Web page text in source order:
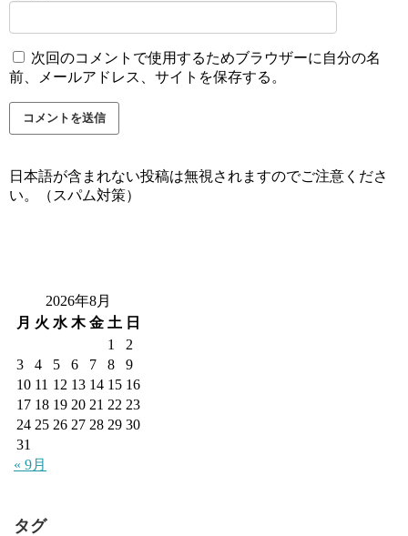
次回のコメントで使用するためブラウザーに自分の名
前、メールアドレス、サイトを保存する。
日本語が含まれない投稿は無視されますのでご注意くださ
い。（スパム対策）
2026年8月
月 火 水 木 金 土 日
1
2
3
4 5 6 7 8
9
10 11 12 13 14 15 16
17 18 19 20 21 22 23
24 25 26 27 28 29 30
31
« 9月
タグ